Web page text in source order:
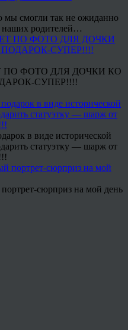
мы смогли так не ожиданно
наших родителей…
ПО ФОТО ДЛЯ ДОЧКИ КО
СУПЕР!!!!
в виде исторической
статуэтку — шарж от
сюрприз на мой день